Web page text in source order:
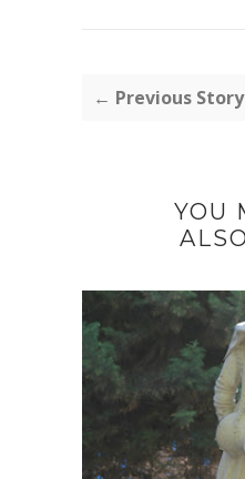
← Previous Story
YOU